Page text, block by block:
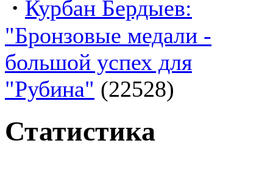
· Курбан Бердыев:
"Бронзовые медали -
большой успех для
"Рубина" (22528)
Статистика